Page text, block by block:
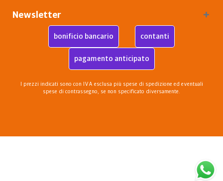
Newsletter
bonificio bancario contanti
pagamento anticipato
I prezzi indicati sono con IVA esclusa più spese di spedizione ed eventuali
spese di contrassegno, se non specificato diversamente.